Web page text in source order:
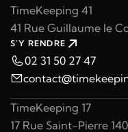
TimeKeeping 41
41 Rue Guillaume le
S'Y RENDRE
02 31 50 27 47
TimeKeeping 17
17 Rue Saint-Pierre